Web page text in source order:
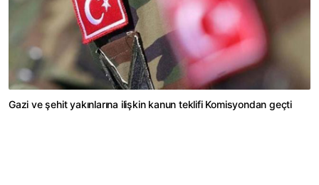
Gazi ve şehit yakınlarına ilişkin kanun teklifi Komisyondan geçti